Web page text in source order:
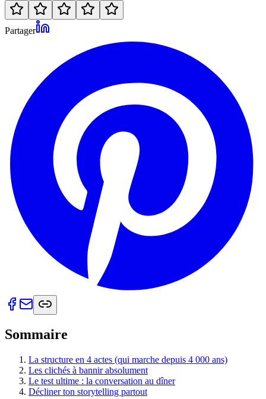
Partager
Sommaire
La structure en 4 actes (qui marche depuis 4 000 ans)
Les clichés à bannir absolument
Le test ultime : la conversation au dîner
Décliner ton storytelling partout